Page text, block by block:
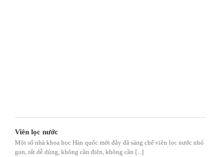
Viên lọc nước
Một số nhà khoa học Hàn quốc mới đây đã sáng chế viên lọc nước nhỏ
gọn, rất dễ dùng, không cần điện, không cần [...]